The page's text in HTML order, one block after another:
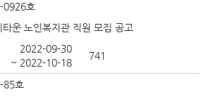
0926호
운 노인복지관 직원 모집 공고
2022-09-30
~ 2022-10-18
741
85호